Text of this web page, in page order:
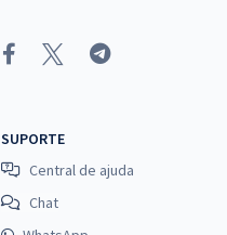
SUPORTE
Central de ajuda
Chat